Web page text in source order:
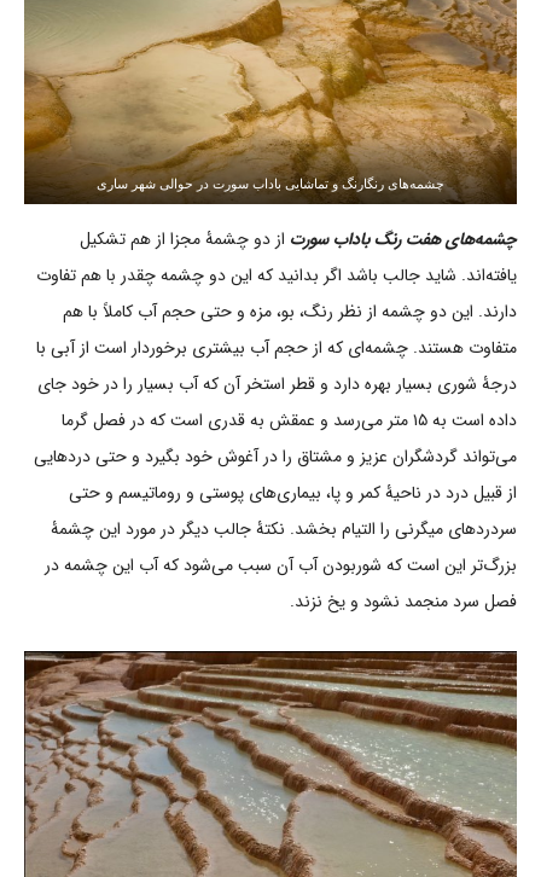
چشمه‌های رنگارنگ و تماشایی باداب سورت در حوالی شهر ساری
چشمه‌های هفت رنگ باداب سورت از دو چشمۀ مجزا از هم تشکیل
یافته‌اند. شاید جالب باشد اگر بدانید که این دو چشمه چقدر با هم تفاوت
دارند. این دو چشمه از نظر رنگ، بو، مزه و حتی حجم آب کاملاً با هم
متفاوت هستند. چشمه‌ای که از حجم آب بیشتری برخوردار است از آبی با
درجۀ شوری بسیار بهره دارد و قطر استخر آن که آب بسیار را در خود جای
داده است به ۱۵ متر می‌رسد و عمقش به قدری است که در فصل گرما
می‌تواند گردشگران عزیز و مشتاق را در آغوش خود بگیرد و حتی دردهایی
از قبیل درد در ناحیۀ کمر و پا، بیماری‌های پوستی و روماتیسم و حتی
سردردهای میگرنی را التیام بخشد. نکتۀ جالب دیگر در مورد این چشمۀ
بزرگ‌تر این است که شوربودن آب آن سبب می‌شود که آب این چشمه در
فصل سرد منجمد نشود و یخ نزند.